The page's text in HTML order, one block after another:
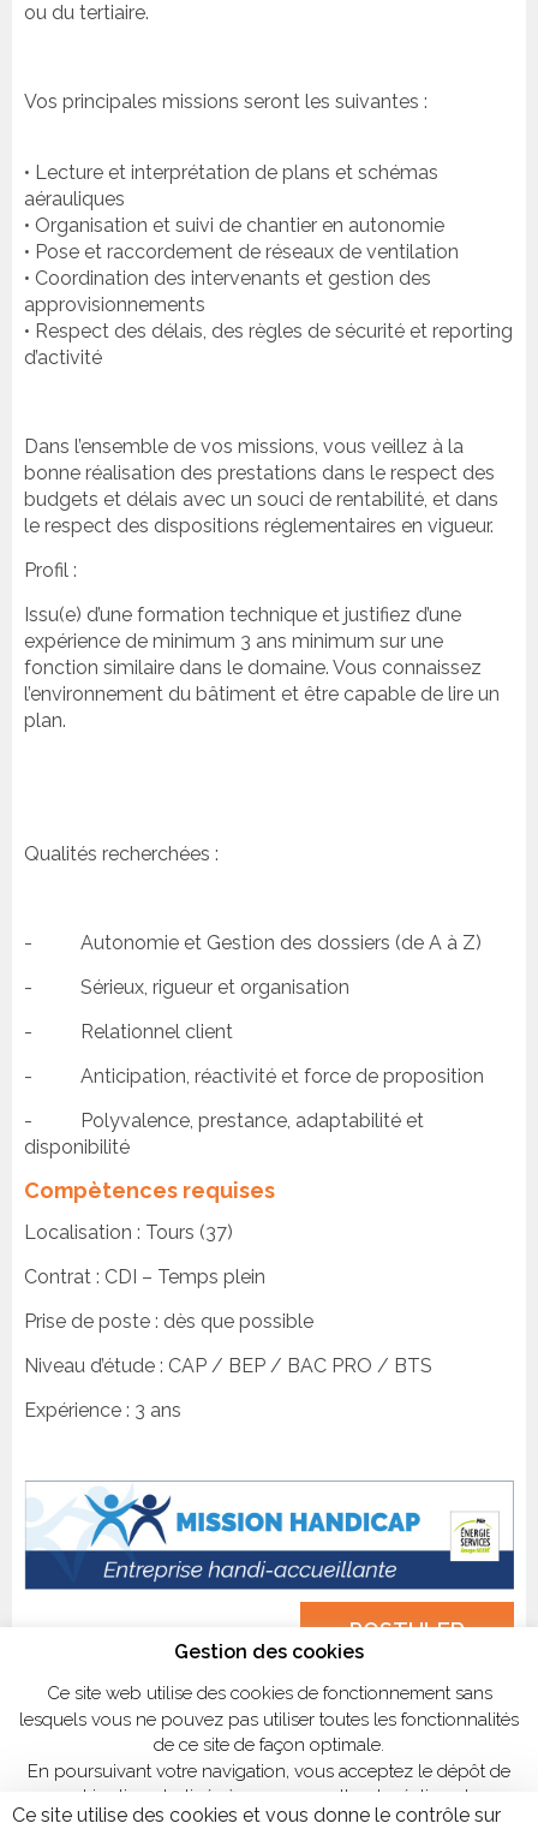
ou du tertiaire.
Vos principales missions seront les suivantes :
• Lecture et interprétation de plans et schémas
aérauliques
• Organisation et suivi de chantier en autonomie
• Pose et raccordement de réseaux de ventilation
• Coordination des intervenants et gestion des
approvisionnements
• Respect des délais, des règles de sécurité et reporting
d’activité
Dans l’ensemble de vos missions, vous veillez à la
bonne réalisation des prestations dans le respect des
budgets et délais avec un souci de rentabilité, et dans
le respect des dispositions réglementaires en vigueur.
Profil :
Issu(e) d’une formation technique et justifiez d’une
expérience de minimum 3 ans minimum sur une
fonction similaire dans le domaine. Vous connaissez
l’environnement du bâtiment et être capable de lire un
plan.
Qualités recherchées :
- Autonomie et Gestion des dossiers (de A à Z)
- Sérieux, rigueur et organisation
- Relationnel client
- Anticipation, réactivité et force de proposition
- Polyvalence, prestance, adaptabilité et
disponibilité
Compètences requises
Localisation : Tours (37)
Contrat : CDI – Temps plein
Prise de poste : dès que possible
Niveau d’étude : CAP / BEP / BAC PRO / BTS
Expérience : 3 ans
POSTULER
Gestion des cookies
Ce site web utilise des cookies de fonctionnement sans
lesquels vous ne pouvez pas utiliser toutes les fonctionnalités
de ce site de façon optimale.
En poursuivant votre navigation, vous acceptez le dépôt de
cookies tiers destinés à nous permettre de réaliser des
Ce site utilise des cookies et vous donne le contrôle sur